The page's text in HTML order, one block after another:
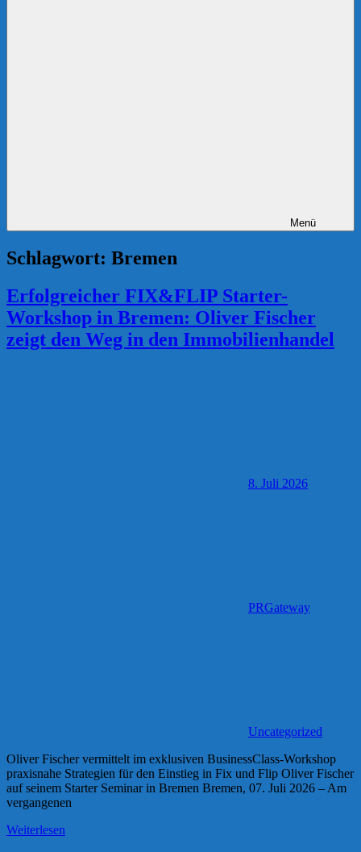
Menü
Schlagwort: Bremen
Erfolgreicher FIX&FLIP Starter-
Workshop in Bremen: Oliver Fischer
zeigt den Weg in den Immobilienhandel
8. Juli 2026
PRGateway
Uncategorized
Oliver Fischer vermittelt im exklusiven BusinessClass-Workshop
praxisnahe Strategien für den Einstieg in Fix und Flip Oliver Fischer
auf seinem Starter Seminar in Bremen Bremen, 07. Juli 2026 – Am
vergangenen
Weiterlesen